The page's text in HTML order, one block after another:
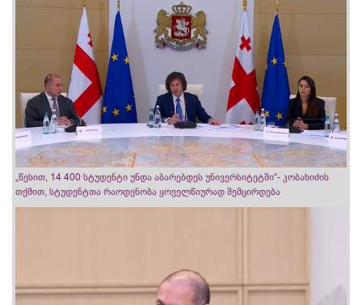
„წესით, 14 400 სტუდენტი უნდა აბარებდეს უნივერსიტეტში“- კობახიძის
თქმით, სტუდენტთა რაოდენობა ყოველწიურად შემცირდება